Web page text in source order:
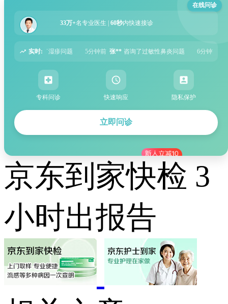
在线问诊
33万+名专业医生 | 60秒内快速接诊
实时:
5分钟前 张** 咨询了过敏性鼻炎问题 6分钟前 周** 咨询了胃痛问题 8分钟前
专科问诊 快速响应 隐私保护
立即问诊
京东到家快检 3
小时出报告